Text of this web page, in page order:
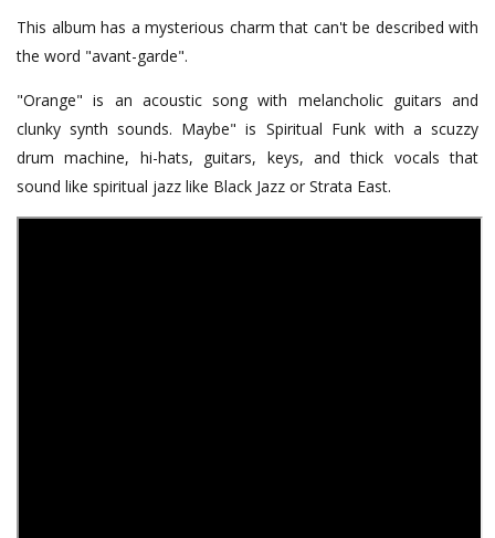
This album has a mysterious charm that can't be described with
the word "avant-garde".
"Orange" is an acoustic song with melancholic guitars and
clunky synth sounds. Maybe" is Spiritual Funk with a scuzzy
drum machine, hi-hats, guitars, keys, and thick vocals that
sound like spiritual jazz like Black Jazz or Strata East.